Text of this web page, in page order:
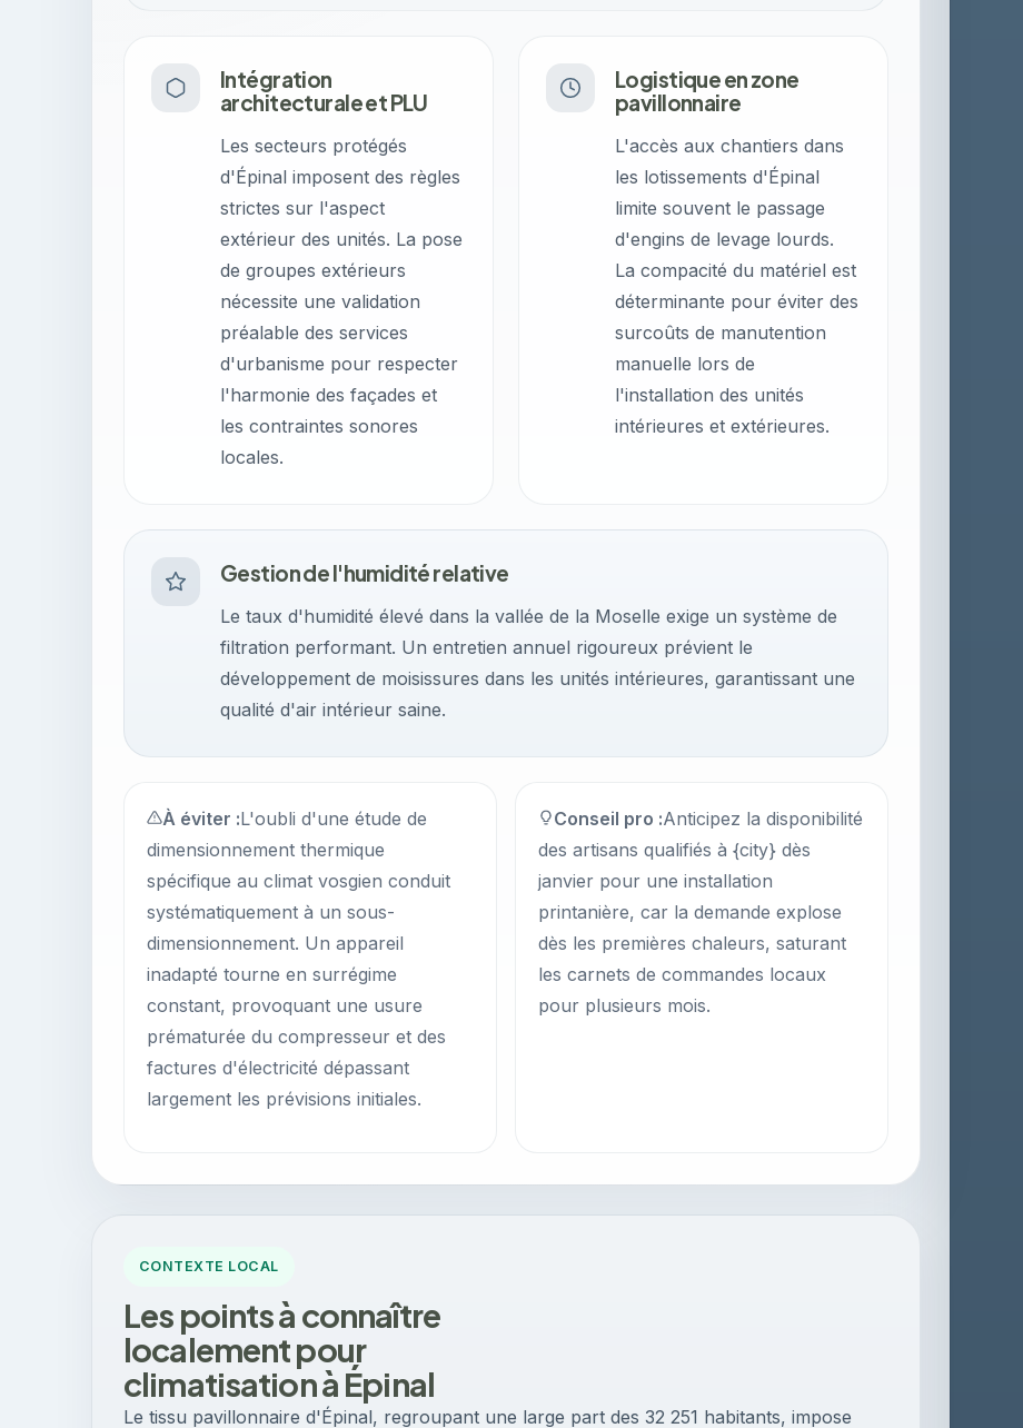
Intégration
architecturale et PLU
Les secteurs protégés
d'Épinal imposent des règles
strictes sur l'aspect
extérieur des unités. La pose
de groupes extérieurs
nécessite une validation
préalable des services
d'urbanisme pour respecter
l'harmonie des façades et
les contraintes sonores
locales.
Logistique en zone
pavillonnaire
L'accès aux chantiers dans
les lotissements d'Épinal
limite souvent le passage
d'engins de levage lourds.
La compacité du matériel est
déterminante pour éviter des
surcoûts de manutention
manuelle lors de
l'installation des unités
intérieures et extérieures.
Gestion de l'humidité relative
Le taux d'humidité élevé dans la vallée de la Moselle exige un système de
filtration performant. Un entretien annuel rigoureux prévient le
développement de moisissures dans les unités intérieures, garantissant une
qualité d'air intérieur saine.
À éviter :L'oubli d'une étude de
dimensionnement thermique
spécifique au climat vosgien conduit
systématiquement à un sous-
dimensionnement. Un appareil
inadapté tourne en surrégime
constant, provoquant une usure
prématurée du compresseur et des
factures d'électricité dépassant
largement les prévisions initiales.
Conseil pro :Anticipez la disponibilité
des artisans qualifiés à {city} dès
janvier pour une installation
printanière, car la demande explose
dès les premières chaleurs, saturant
les carnets de commandes locaux
pour plusieurs mois.
CONTEXTE LOCAL
Les points à connaître
localement pour
climatisation à Épinal
Le tissu pavillonnaire d'Épinal, regroupant une large part des 32 251 habitants, impose